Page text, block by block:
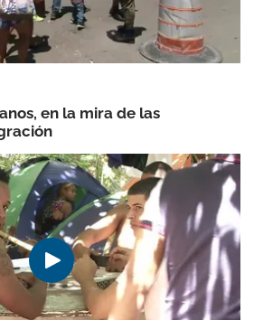
en la mira de las